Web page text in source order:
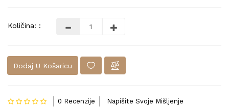
Količina: :
Dodaj U Košaricu
0 Recenzije Napišite Svoje Mišljenje